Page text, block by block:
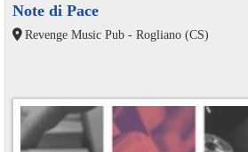
Note di Pace
Revenge Music Pub - Rogliano (CS)